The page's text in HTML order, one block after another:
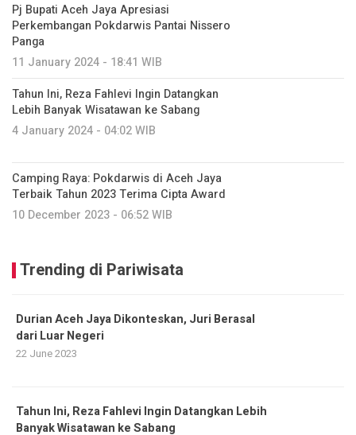
Pj Bupati Aceh Jaya Apresiasi
Perkembangan Pokdarwis Pantai Nissero
Panga
11 January 2024 - 18:41 WIB
Tahun Ini, Reza Fahlevi Ingin Datangkan
Lebih Banyak Wisatawan ke Sabang
4 January 2024 - 04:02 WIB
Camping Raya: Pokdarwis di Aceh Jaya
Terbaik Tahun 2023 Terima Cipta Award
10 December 2023 - 06:52 WIB
Trending di Pariwisata
Durian Aceh Jaya Dikonteskan, Juri Berasal
dari Luar Negeri
22 June 2023
Tahun Ini, Reza Fahlevi Ingin Datangkan Lebih
Banyak Wisatawan ke Sabang